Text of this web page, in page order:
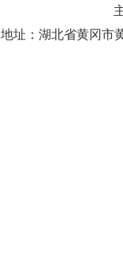
地址：湖北省黄冈市